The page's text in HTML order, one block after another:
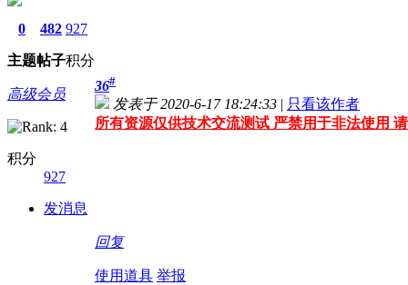
0
主题
482
帖子
927
积分
高级会员
积分
927
发消息
36#
发表于 2020-6-17 18:24:33 | 只看该作者
所有资源仅供技术交流测试 严禁用于非法使用
回复
使用道具 举报